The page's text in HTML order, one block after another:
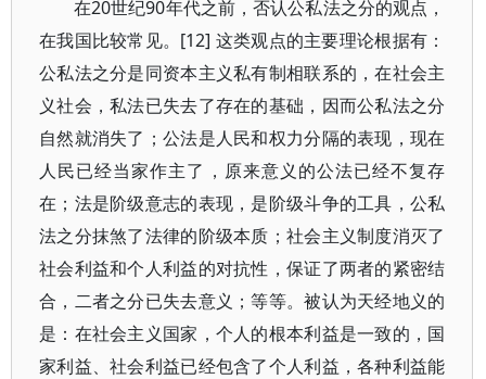
在20世纪90年代之前，否认公私法之分的观点，
在我国比较常见。[12] 这类观点的主要理论根据有：
公私法之分是同资本主义私有制相联系的，在社会主
义社会，私法已失去了存在的基础，因而公私法之分
自然就消失了；公法是人民和权力分隔的表现，现在
人民已经当家作主了，原来意义的公法已经不复存
在；法是阶级意志的表现，是阶级斗争的工具，公私
法之分抹煞了法律的阶级本质；社会主义制度消灭了
社会利益和个人利益的对抗性，保证了两者的紧密结
合，二者之分已失去意义；等等。被认为天经地义的
是：在社会主义国家，个人的根本利益是一致的，国
家利益、社会利益已经包含了个人利益，各种利益能